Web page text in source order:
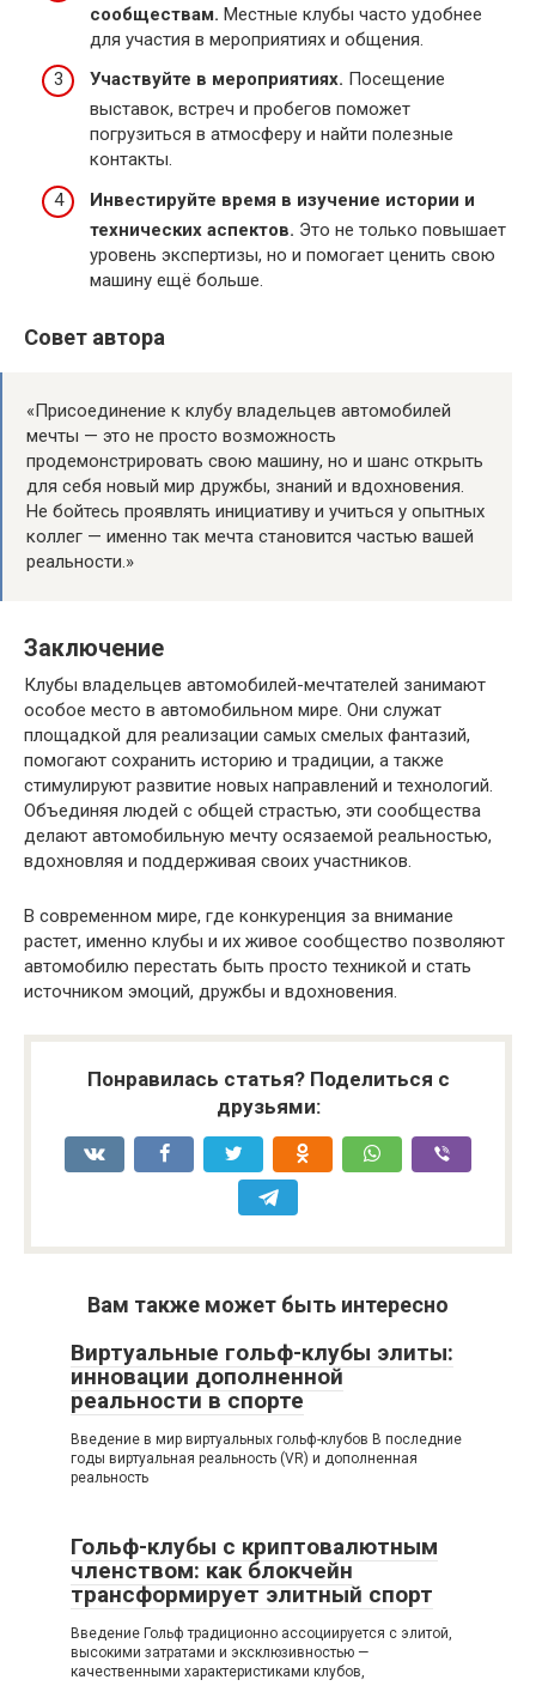
сообществам. Местные клубы часто удобнее
для участия в мероприятиях и общения.
Участвуйте в мероприятиях. Посещение
выставок, встреч и пробегов поможет
погрузиться в атмосферу и найти полезные
контакты.
Инвестируйте время в изучение истории и
технических аспектов. Это не только повышает
уровень экспертизы, но и помогает ценить свою
машину ещё больше.
Совет автора
«Присоединение к клубу владельцев автомобилей
мечты — это не просто возможность
продемонстрировать свою машину, но и шанс открыть
для себя новый мир дружбы, знаний и вдохновения.
Не бойтесь проявлять инициативу и учиться у опытных
коллег — именно так мечта становится частью вашей
реальности.»
Заключение
Клубы владельцев автомобилей-мечтателей занимают
особое место в автомобильном мире. Они служат
площадкой для реализации самых смелых фантазий,
помогают сохранить историю и традиции, а также
стимулируют развитие новых направлений и технологий.
Объединяя людей с общей страстью, эти сообщества
делают автомобильную мечту осязаемой реальностью,
вдохновляя и поддерживая своих участников.
В современном мире, где конкуренция за внимание
растет, именно клубы и их живое сообщество позволяют
автомобилю перестать быть просто техникой и стать
источником эмоций, дружбы и вдохновения.
Понравилась статья? Поделиться с
друзьями:
Вам также может быть интересно
Виртуальные гольф-клубы элиты:
инновации дополненной
реальности в спорте
Введение в мир виртуальных гольф-клубов В последние
годы виртуальная реальность (VR) и дополненная
реальность
Гольф-клубы с криптовалютным
членством: как блокчейн
трансформирует элитный спорт
Введение Гольф традиционно ассоциируется с элитой,
высокими затратами и эксклюзивностью —
качественными характеристиками клубов,